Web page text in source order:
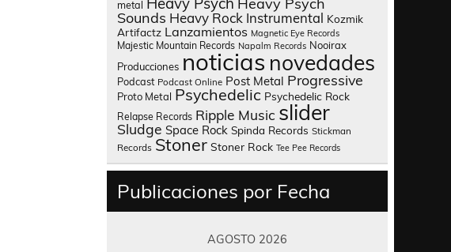
metal
Heavy Psych
Sounds Heavy Rock Instrumental Kozmik
Artifactz Lanzamientos Magnetic Eye Records
Majestic Mountain Records Napalm Records Nooirax
Producciones noticias novedades
Podcast Podcast Online Post Metal Progressive
Proto Metal Psychedelic Psychedelic Rock
Relapse Records Ripple Music slider
Sludge Space Rock Spinda Records Stickman
Records Stoner Stoner Rock Tee Pee Records
Publicaciones por Fecha
AGOSTO 2026